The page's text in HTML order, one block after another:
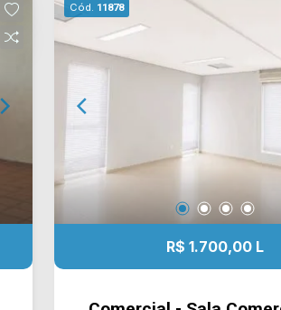
Cód. 11878
R$ 1.700,00 L